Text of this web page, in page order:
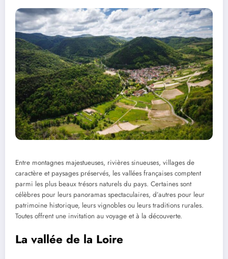
Entre montagnes majestueuses, rivières sinueuses, villages de
caractère et paysages préservés, les vallées françaises comptent
parmi les plus beaux trésors naturels du pays. Certaines sont
célèbres pour leurs panoramas spectaculaires, d’autres pour leur
patrimoine historique, leurs vignobles ou leurs traditions rurales.
Toutes offrent une invitation au voyage et à la découverte.
La vallée de la Loire